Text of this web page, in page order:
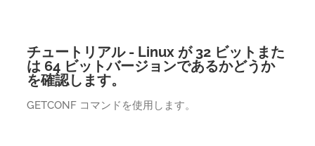
チュートリアル - Linux が 32 ビットまた
は 64 ビットバージョンであるかどうか
を確認します。
GETCONF コマンドを使用します。